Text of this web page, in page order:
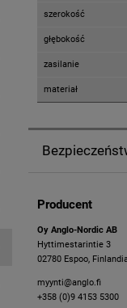
szerokość
głębokość
zasilanie
materiał
Producent
Oy Anglo-Nordic AB
Hyttimestarintie 3
02780 Espoo,
myynti@anglo.fi
+358 (0)9 4153 5300